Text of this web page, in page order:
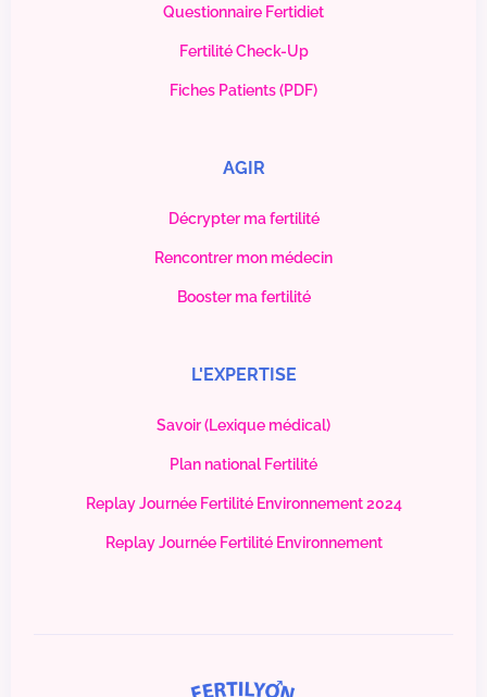
Questionnaire Fertidiet
Fertilité Check-Up
Fiches Patients (PDF)
AGIR
Décrypter ma fertilité
Rencontrer mon médecin
Booster ma fertilité
L'EXPERTISE
Savoir (Lexique médical)
Plan national Fertilité
Replay Journée Fertilité Environnement 2024
Replay Journée Fertilité Environnement